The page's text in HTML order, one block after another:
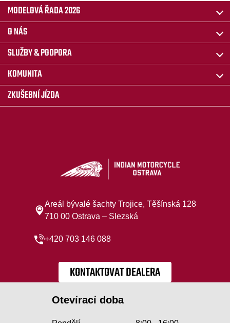
MODELOVÁ ŘADA 2026
O NÁS
SLUŽBY & PODPORA
KOMUNITA
ZKUŠEBNÍ JÍZDA
Areál bývalé šachty Trojice, Těšínská 128
710 00 Ostrava – Slezská
+420 703 146 088
KONTAKTOVAT DEALERA
Otevírací doba